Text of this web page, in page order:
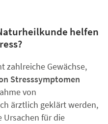
helfen
zahlreiche Gewächse,
Stresssymptomen
von
ärztlich geklärt werden,
Ursachen für die